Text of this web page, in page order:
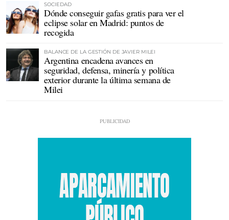
SOCIEDAD
Dónde conseguir gafas gratis para ver el
eclipse solar en Madrid: puntos de
recogida
BALANCE DE LA GESTIÓN DE JAVIER MILEI
Argentina encadena avances en
seguridad, defensa, minería y política
exterior durante la última semana de
Milei